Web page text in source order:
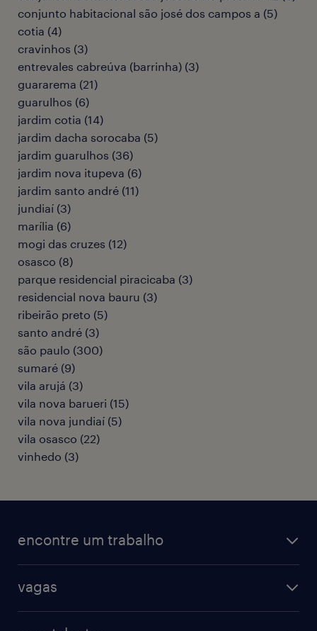
conjunto habitacional são josé dos campos a (5)
cotia (4)
cravinhos (3)
entrevales cabreúva (barrinha) (3)
guararema (21)
guarulhos (6)
jardim cotia (14)
jardim dacha sorocaba (5)
jardim guarulhos (36)
jardim nova itupeva (6)
jardim santo andré (11)
jundiaí (3)
marília (6)
mogi das cruzes (12)
osasco (8)
parque residencial piracicaba (3)
residencial nova bauru (3)
ribeirão preto (5)
santo andré (3)
são paulo (300)
sumaré (9)
vila arujá (3)
vila nova barueri (15)
vila nova jundiaí (5)
vila osasco (22)
vinhedo (3)
encontre um trabalho
vagas na randstad
vagas